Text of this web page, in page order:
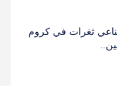
ثغرات في كروم